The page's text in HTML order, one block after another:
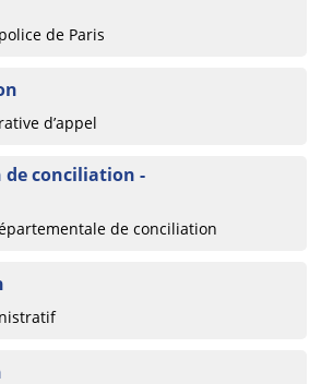
de Paris
d’appel
de conciliation -
de conciliation